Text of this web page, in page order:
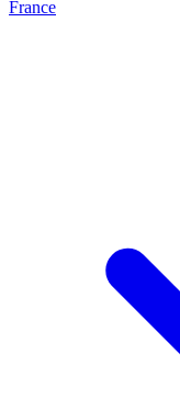
France